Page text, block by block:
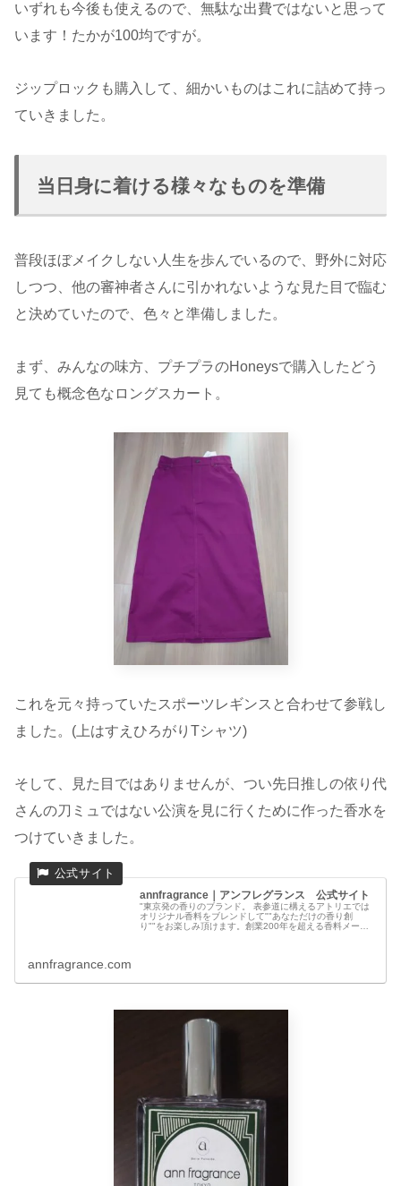
いずれも今後も使えるので、無駄な出費ではないと思って
います！たかが100均ですが。
ジップロックも購入して、細かいものはこれに詰めて持っ
ていきました。
当日身に着ける様々なものを準備
普段ほぼメイクしない人生を歩んでいるので、野外に対応
しつつ、他の審神者さんに引かれないような見た目で臨む
と決めていたので、色々と準備しました。
まず、みんなの味方、プチプラのHoneysで購入したどう
見ても概念色なロングスカート。
これを元々持っていたスポーツレギンスと合わせて参戦し
ました。(上はすえひろがりTシャツ)
そして、見た目ではありませんが、つい先日推しの依り代
さんの刀ミュではない公演を見に行くために作った香水を
つけていきました。
annfragrance｜アンフレグランス 公式サイト
"東京発の香りのブランド。 表参道に構えるアトリエでは
オリジナル香料をブレンドして""あなただけの香り創
り""をお楽しみ頂けます。創業200年を超える香料メーカ
annfragrance.com